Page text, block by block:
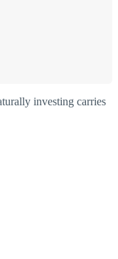
investing carries